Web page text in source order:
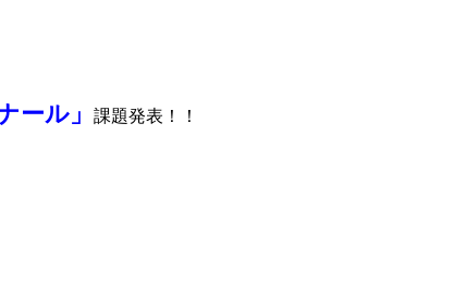
ール」 課題発表！！